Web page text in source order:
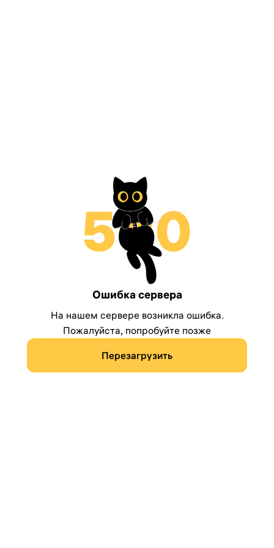
Ошибка сервера
На нашем сервере возникла ошибка.
Пожалуйста, попробуйте позже
Перезагрузить